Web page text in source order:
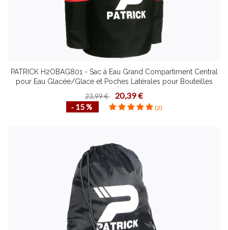
PATRICK H2OBAG801 - Sac à Eau Grand Compartiment Central
pour Eau Glacée/Glace et Poches Latérales pour Bouteilles
Indispensable pour Équipe de Football
23,99 € 20,39 €
‐ 15 % (2)